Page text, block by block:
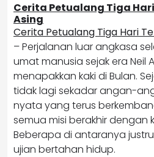
Cerita Petualang Tiga
Asing
Cerita Petualang Tiga Hari
– Perjalanan luar angkasa
umat manusia sejak era Neil
menapakkan kaki di Bulan.
tidak lagi sekadar angan-
nyata yang terus
semua misi berakhir dengan
Beberapa di antaranya
ujian bertahan hidup.